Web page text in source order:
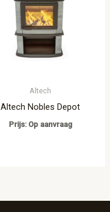
Altech
Altech Nobles Depot
Prijs: Op aanvraag